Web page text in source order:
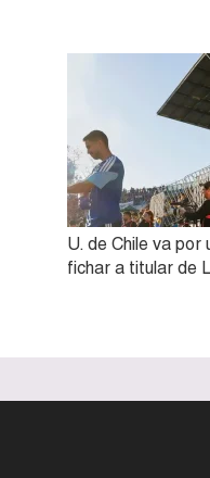
U. de Chile va por
fichar a titular de